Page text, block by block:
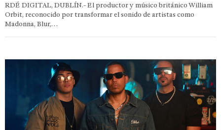
RDÉ DIGITAL, DUBLÍN.- El productor y músico británico William
Orbit, reconocido por transformar el sonido de artistas como
Madonna, Blur,…